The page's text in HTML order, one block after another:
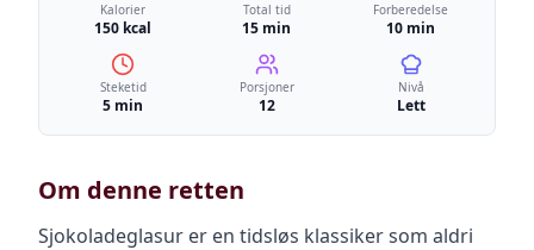
Kalorier
150 kcal
Total tid
15 min
Forberedelse
10 min
Steketid
5 min
Porsjoner
12
Nivå
Lett
Om denne retten
Sjokoladeglasur er en tidsløs klassiker som aldri